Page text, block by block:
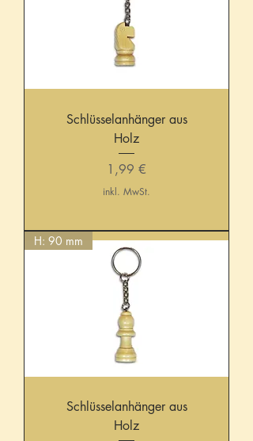
Schlüsselanhänger aus
Holz
Preis
1,99 €
inkl. MwSt.
H: 90 mm
Schlüsselanhänger aus
Holz